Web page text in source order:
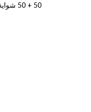
50 + 50 شواية الدجاج الأفقية بنار الفحم